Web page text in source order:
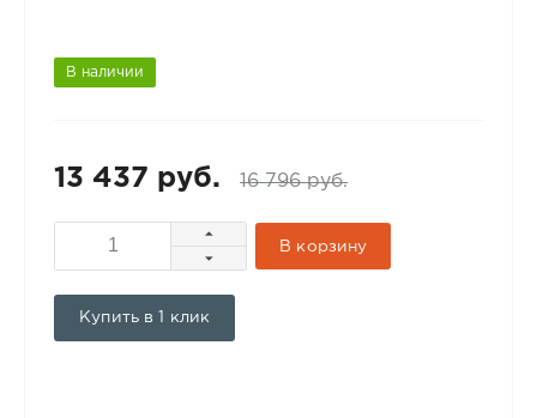
В наличии
13 437 руб. 16 796 руб.
В корзину
Купить в 1 клик